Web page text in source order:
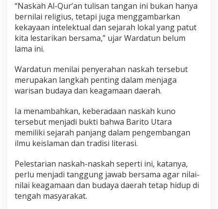
“Naskah Al-Qur’an tulisan tangan ini bukan hanya
bernilai religius, tetapi juga menggambarkan
kekayaan intelektual dan sejarah lokal yang patut
kita lestarikan bersama,” ujar Wardatun belum
lama ini.
Wardatun menilai penyerahan naskah tersebut
merupakan langkah penting dalam menjaga
warisan budaya dan keagamaan daerah.
Ia menambahkan, keberadaan naskah kuno
tersebut menjadi bukti bahwa Barito Utara
memiliki sejarah panjang dalam pengembangan
ilmu keislaman dan tradisi literasi.
Pelestarian naskah-naskah seperti ini, katanya,
perlu menjadi tanggung jawab bersama agar nilai-
nilai keagamaan dan budaya daerah tetap hidup di
tengah masyarakat.